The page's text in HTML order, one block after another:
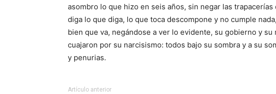
asombro lo que hizo en seis años, sin negar las
diga lo que diga, lo que toca descompone y no cumple
bien que va, negándose a ver lo evidente, su gobierno y
cuajaron por su narcisismo: todos bajo su sombra y a su
y penurias.
Artículo anterior